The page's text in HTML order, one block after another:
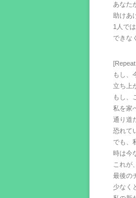
あなた
助けあ
1人で
できな
もし、
立ち上
もし、
私を家
通り道
恐れて
でも、
時は今
これが
最後の
少なく